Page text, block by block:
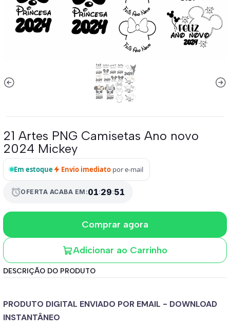
21 Artes PNG Camisetas Ano novo
2024 Mickey
Em estoque Envio imediato por e-mail
alarmOFERTA ACABA EM:01:29:49
Adicionar ao Carrinho
Comprar agora
DESCRIÇÃO DO PRODUTO
PRODUTO DIGITAL ENVIADO POR EMAIL - DOWNLOAD
INSTANTÂNEO